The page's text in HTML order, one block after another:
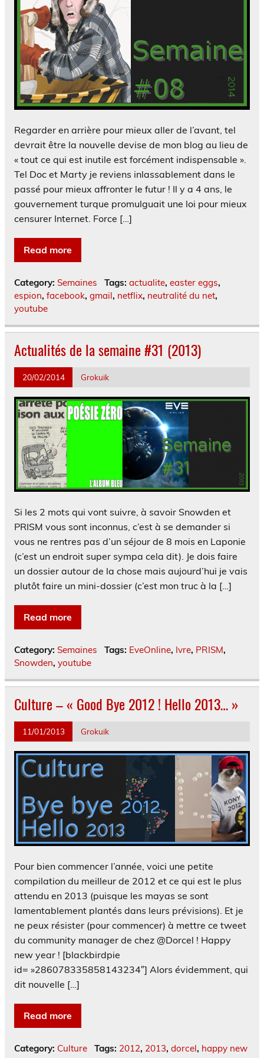
Regarder en arrière pour mieux aller de l’avant, tel
devrait être la nouvelle devise de mon blog au lieu de
« tout ce qui est inutile est forcément indispensable ».
Tel Doc et Marty je reviens inlassablement dans le
passé pour mieux affronter le futur ! Il y a 4 ans, le
gouvernement turque promulguait une loi pour mieux
censurer Internet. Force […]
Read more
Category: Semaines Tags: actualite, easter eggs,
espion, facebook, gmail, netflix, neutralité du net,
youtube
Actualités de la semaine #31 (2013)
20/02/2014 Grokuik
Si les 2 mots qui vont suivre, à savoir Snowden et
PRISM vous sont inconnus, c’est à se demander si
vous ne rentres pas d’un séjour de 8 mois en Laponie
(c’est un endroit super sympa cela dit). Je dois faire
un dossier autour de la chose mais aujourd’hui je vais
plutôt faire un mini-dossier (c’est mon truc à la […]
Read more
Category: Semaines Tags: EveOnline, Ivre, PRISM,
Snowden, youtube
Culture – « Good Bye 2012 ! Hello 2013… »
11/01/2013 Grokuik
Pour bien commencer l’année, voici une petite
compilation du meilleur de 2012 et ce qui est le plus
attendu en 2013 (puisque les mayas se sont
lamentablement plantés dans leurs prévisions). Et je
ne peux résister (pour commencer) à mettre ce tweet
du community manager de chez @Dorcel ! Happy
new year ! [blackbirdpie
id= »286078335858143234″] Alors évidemment, qui
dit nouvelle […]
Read more
Category: Culture Tags: 2012, 2013, dorcel, happy new